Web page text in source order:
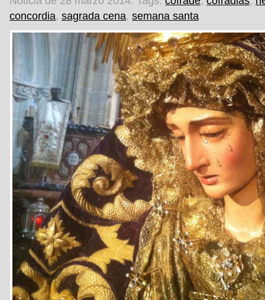
concordia, sagrada cena, semana santa